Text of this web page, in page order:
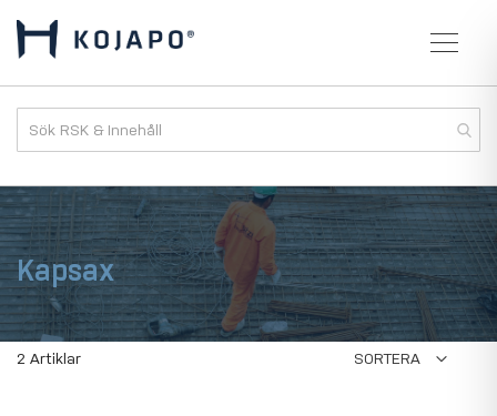
Kapsax
2 Artiklar SORTERA